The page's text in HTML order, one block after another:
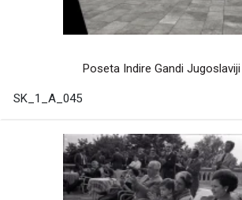
Poseta Indire Gandi Jugoslaviji
SK_1_A_045